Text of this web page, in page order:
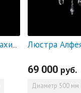
Люстра бронзовая Алфея №5 "Малахит" шар Люстра
69 000 руб.
Диаметр 500 мм